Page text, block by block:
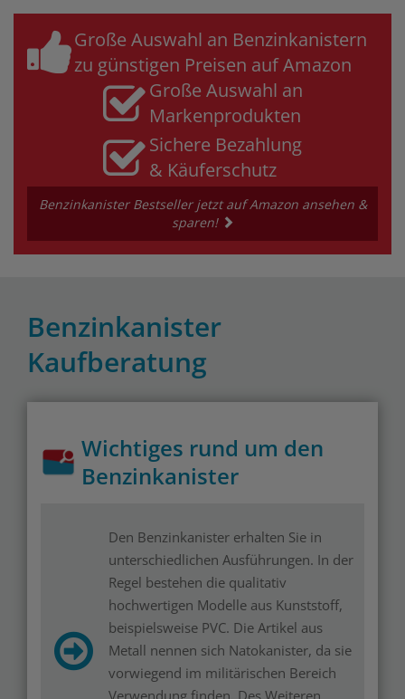
Große Auswahl an Benzinkanistern
zu günstigen Preisen auf Amazon
Große Auswahl an
Markenprodukten
Sichere Bezahlung
& Käuferschutz
Benzinkanister Bestseller jetzt auf Amazon ansehen &
sparen!
Benzinkanister
Kaufberatung
Wichtiges rund um den
Benzinkanister
Den Benzinkanister erhalten Sie in
unterschiedlichen Ausführungen. In der
Regel bestehen die qualitativ
hochwertigen Modelle aus Kunststoff,
beispielsweise PVC. Die Artikel aus
Metall nennen sich Natokanister, da sie
vorwiegend im militärischen Bereich
Verwendung finden. Des Weiteren